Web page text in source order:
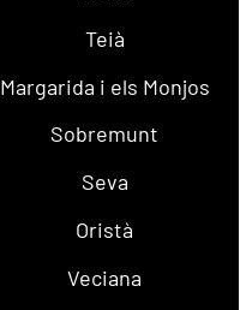
Teià
Margarida i els Monjos
Sobremunt
Seva
Oristà
Veciana